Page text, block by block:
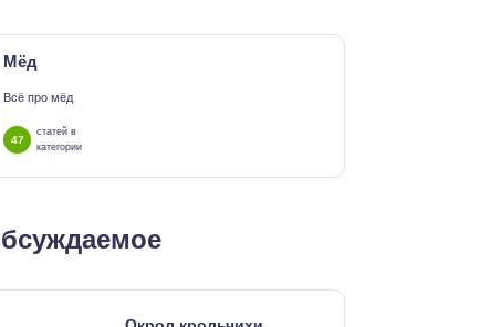
Мёд
Всё про мёд
47
статей в
категории